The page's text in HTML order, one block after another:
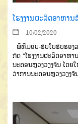
ໂຮງງານຜະລິດອາຫານ
10/02/2020
ພິທີມອບ-ຮັບໃບຮັບຮອງ
ກັດ “ໂຮງງານຜະລິດອາຫານ
ນະຄອນຫຼວງວຽງຈັນ ໂດຍ
ວ່າການນະຄອນຫຼວງວຽງຈັ